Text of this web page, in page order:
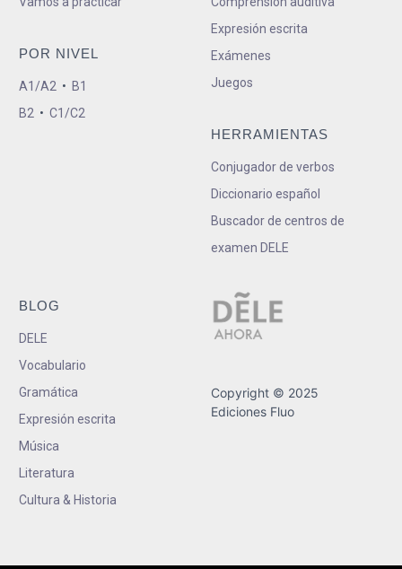
POR NIVEL
A1/A2 • B1
B2 • C1/C2
Expresión escrita
Exámenes
Juegos
HERRAMIENTAS
Conjugador de verbos
Diccionario español
Buscador de centros de
examen DELE
BLOG
DELE
Vocabulario
Gramática
Expresión escrita
Música
Literatura
Cultura & Historia
Copyright © 2025
Ediciones Fluo